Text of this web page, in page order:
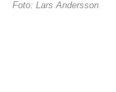
Foto: Lars Andersson